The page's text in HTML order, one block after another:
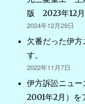
版 2023年12
2024年12月29日
欠番だった伊方
す。
2022年11月7日
伊方訴訟ニュ
2001年2月）を